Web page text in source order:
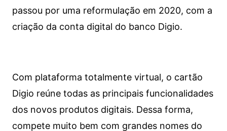
passou por uma reformulação em 2020, com a
criação da conta digital do banco Digio.
Com plataforma totalmente virtual, o cartão
Digio reúne todas as principais funcionalidades
dos novos produtos digitais. Dessa forma,
compete muito bem com grandes nomes do